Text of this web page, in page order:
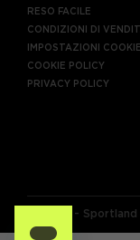
RESO FACILE
CONDIZIONI DI
IMPOSTAZIONI COOKIE
COOKIE POLICY
PRIVACY POLICY
© 2026 - Sportland